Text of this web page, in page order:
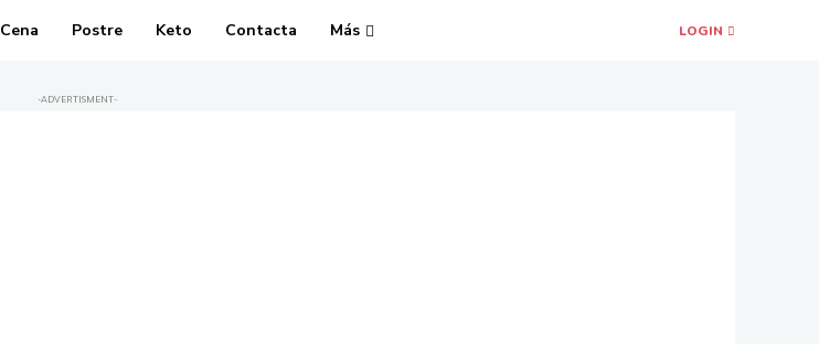
Cena Postre Keto Contacta Más LOGIN
-ADVERTISMENT-